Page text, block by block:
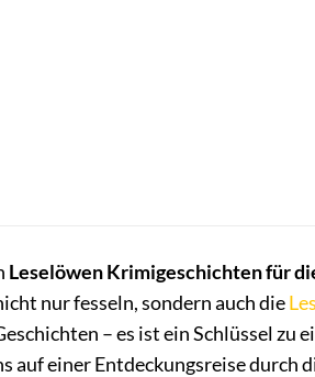
Leselöwen Krimigeschichten für
nur fesseln, sondern auch die
– es ist ein Schlüssel zu
auf einer Entdeckungsreise durch